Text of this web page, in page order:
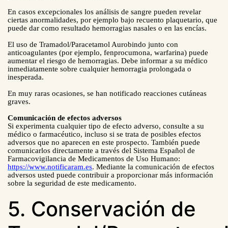
En casos excepcionales los análisis de sangre pueden revelar
ciertas anormalidades, por ejemplo bajo recuento plaquetario, que
puede dar como resultado hemorragias nasales o en las encías.
El uso de Tramadol/Paracetamol Aurobindo junto con
anticoagulantes (por ejemplo, fenprocumona, warfarina) puede
aumentar el riesgo de hemorragias. Debe informar a su médico
inmediatamente sobre cualquier hemorragia prolongada o
inesperada.
En muy raras ocasiones, se han notificado reacciones cutáneas
graves.
Comunicación de efectos adversos
Si experimenta cualquier tipo de efecto adverso, consulte a su
médico o farmacéutico, incluso si se trata de posibles efectos
adversos que no aparecen en este prospecto. También puede
comunicarlos directamente a través del Sistema Español de
Farmacovigilancia de Medicamentos de Uso Humano:
https://www.notificaram.es. Mediante la comunicación de efectos
adversos usted puede contribuir a proporcionar más información
sobre la seguridad de este medicamento.
5. Conservación de